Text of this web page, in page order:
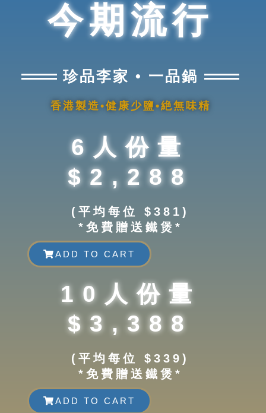
今期流行
珍品李家 • 一品鍋
香港製造•健康少鹽•絶無味精
6人份量
$2,288
(平均每位 $381)
*免費贈送鐵煲*
ADD TO CART
10人份量
$3,388
(平均每位 $339)
*免費贈送鐵煲*
ADD TO CART